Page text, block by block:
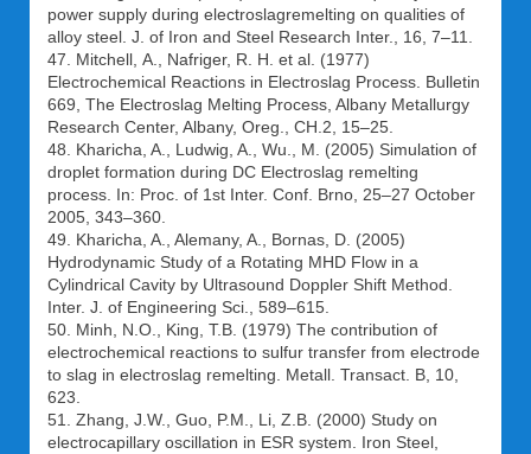
power supply during electroslagremelting on qualities of
alloy steel. J. of Iron and Steel Research Inter., 16, 7–11.
47. Mitchell, А., Nafriger, R. H. et al. (1977)
Electrochemical Reactions in Electroslag Process. Bulletin
669, The Electroslag Melting Process, Albany Metallurgy
Research Center, Albany, Oreg., CH.2, 15–25.
48. Kharicha, A., Ludwig, A., Wu., M. (2005) Simulation of
droplet formation during DC Electroslag remelting
process. In: Proc. of 1st Inter. Conf. Brno, 25–27 October
2005, 343–360.
49. Kharicha, A., Alemany, A., Bornas, D. (2005)
Hydrodynamic Study of a Rotating MHD Flow in a
Cylindrical Cavity by Ultrasound Doppler Shift Method.
Inter. J. of Engineering Sci., 589–615.
50. Minh, N.O., King, T.B. (1979) The contribution of
electrochemical reactions to sulfur transfer from electrode
to slag in electroslag remelting. Metall. Transact. B, 10,
623.
51. Zhang, J.W., Guo, P.M., Li, Z.B. (2000) Study on
electrocapillary oscillation in ESR system. Iron Steel,